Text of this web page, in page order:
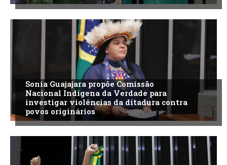
Sonia Guajajara propõe Comissão
Nacional Indígena da Verdade para
investigar violências da ditadura contra
povos originários